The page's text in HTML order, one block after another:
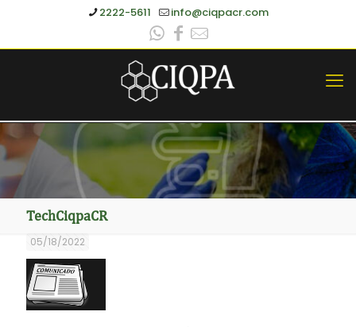
2222-5611 info@ciqpacr.com
TechCiqpaCR
05/18/2022